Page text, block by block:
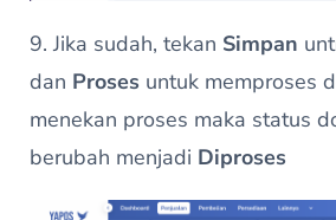
9. Jika sudah, tekan Simpan
dan Proses untuk memproses
menekan proses maka status
berubah menjadi Diproses